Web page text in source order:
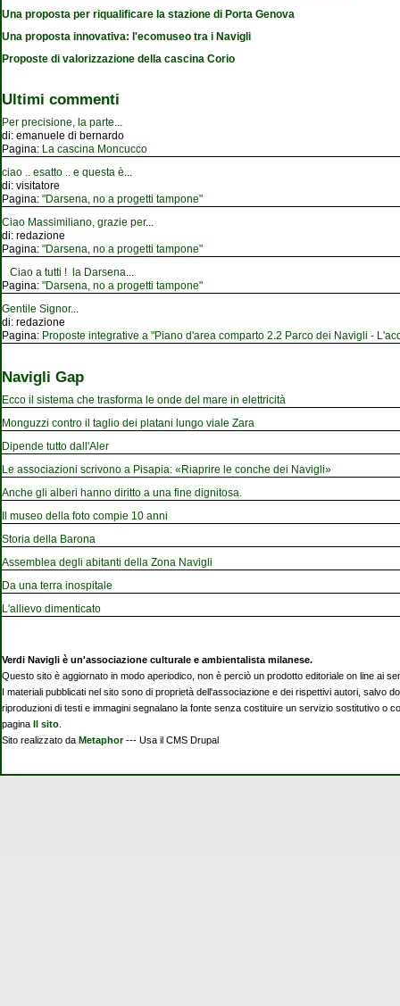
Una proposta per riqualificare la stazione di Porta Genova
Una proposta innovativa: l'ecomuseo tra i Navigli
Proposte di valorizzazione della cascina Corio
Ultimi commenti
Per precisione, la parte...
di: emanuele di bernardo
Pagina: La cascina Moncucco
ciao .. esatto .. e questa è...
di: visitatore
Pagina: "Darsena, no a progetti tampone"
Ciao Massimiliano, grazie per...
di: redazione
Pagina: "Darsena, no a progetti tampone"
Ciao a tutti ! la Darsena...
Pagina: "Darsena, no a progetti tampone"
Gentile Signor...
di: redazione
Pagina: Proposte integrative a "Piano d'area comparto 2.2 Parco dei Navigli -
Navigli Gap
Ecco il sistema che trasforma le onde del mare in elettricità
Monguzzi contro il taglio dei platani lungo viale Zara
Dipende tutto dall'Aler
Le associazioni scrivono a Pisapia: «Riaprire le conche dei Navigli»
Anche gli alberi hanno diritto a una fine dignitosa.
Il museo della foto compie 10 anni
Storia della Barona
Assemblea degli abitanti della Zona Navigli
Da una terra inospitale
L'allievo dimenticato
Verdi Navigli è un'associazione culturale e ambientalista milanese.
Questo sito è aggiornato in modo aperiodico, non è perciò un prodotto editoriale on line ai
I materiali pubblicati nel sito sono di proprietà dell'associazione e dei rispettivi autori,
riproduzioni di testi e immagini segnalano la fonte senza costituire un servizio sostitutivo o
pagina
Il sito.
Sito realizzato da Metaphor--- Usa il CMS Drupal